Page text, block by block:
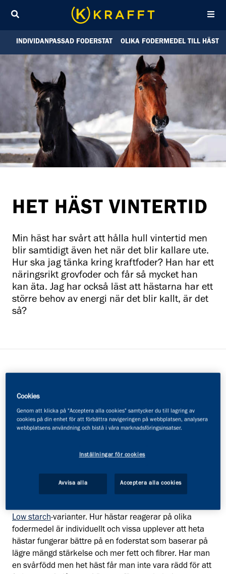
INDIVIDANPASSAD FODERSTAT OLIKA FODERMEDEL TILL HÄST
HET HÄST VINTERTID
Min häst har svårt att hålla hull vintertid men
blir samtidigt även het när det blir kallare ute.
Hur ska jag tänka kring kraftfoder? Han har ett
näringsrikt grovfoder och får så mycket han
kan äta. Jag har också läst att hästarna har ett
större behov av energi när det blir kallt, är det
så?
Upplever du att din häst blir het vid kallare väderlek
men samtidigt har svårt att hålla hullet skulle jag
rekommendera att övergå till ett mer fett- och
kompletterar med idag. Kompletterar du med vår
att gå över på en utav våra Groov-varianter, som har
lägre andel stärkelse i sig. Använder du Groov idag kan
Low starch-varianter. Hur hästar reagerar på olika
fodermedel är individuellt och vissa upplever att heta
hästar fungerar bättre på en foderstat som baserar på
lägre mängd stärkelse och mer fett och fibrer. Har man
en svårfödd men het häst får man inte vara rädd för att
Cookies
Genom att klicka på "Acceptera alla cookies" samtycker du till lagring av
cookies på din enhet för att förbättra navigeringen på webbplatsen, analysera
webbplatsens användning och bistå i våra marknadsföringsinsatser.
Inställningar för cookies
Avvisa alla Acceptera alla cookies